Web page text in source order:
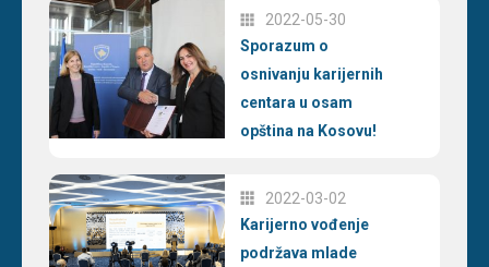
2022-05-30
Sporazum o
osnivanju karijernih
centara u osam
opština na Kosovu!
2022-03-02
Karijerno vođenje
podržava mlade